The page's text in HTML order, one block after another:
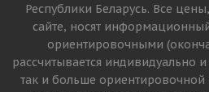
Республики Беларусь. Все
сайте, носят
ориентировочными
рассчитывается индивидуально
так и больше